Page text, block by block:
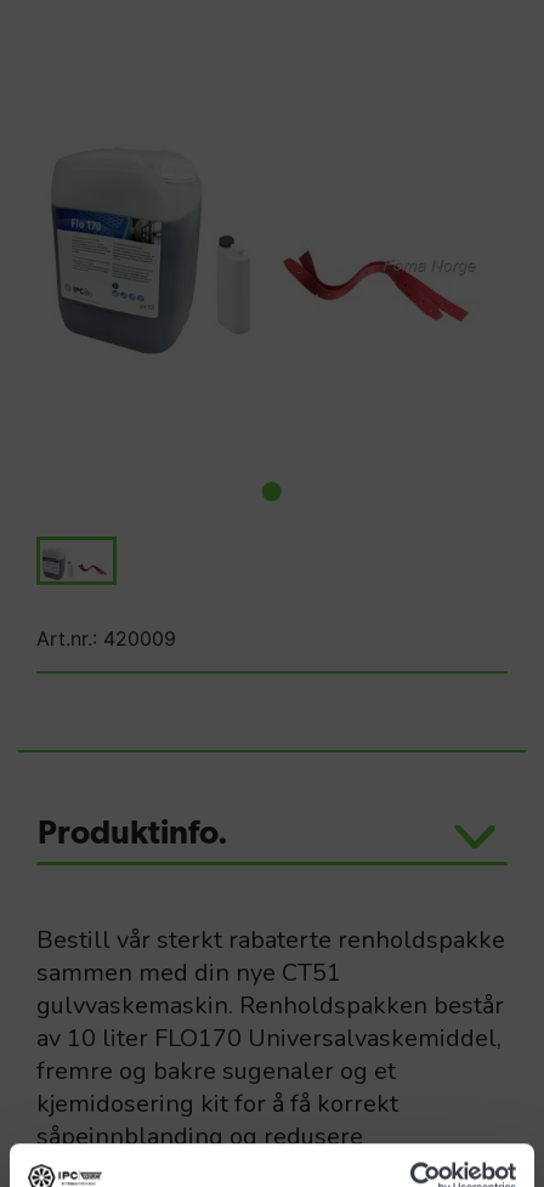
Art.nr.: 420009
Produktinfo.
Bestill vår sterkt rabaterte renholdspakke
sammen med din nye CT51
gulvvaskemaskin. Renholdspakken består
av 10 liter FLO170 Universalvaskemiddel,
fremre og bakre sugenaler og et
kjemidosering kit for å få korrekt
såpeinnblanding og redusere
kjemiforbruket.